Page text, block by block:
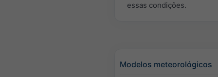
essas condições.
Modelos meteorológicos